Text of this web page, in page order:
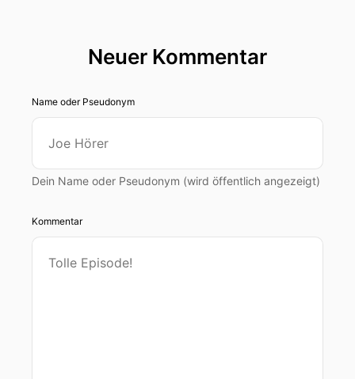
Neuer Kommentar
Name oder Pseudonym
Dein Name oder Pseudonym (wird öffentlich angezeigt)
Kommentar